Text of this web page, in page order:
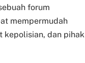
forum
mempermudah
kepolisian, dan pihak